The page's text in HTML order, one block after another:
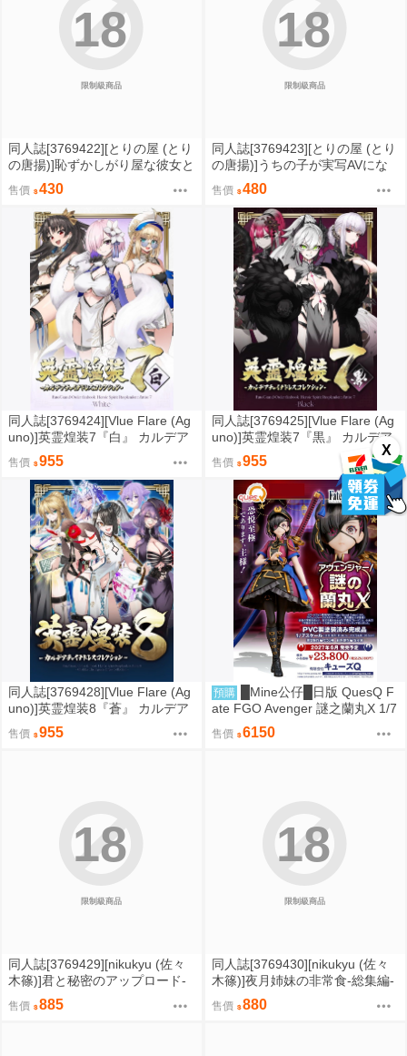
X
限制級商品
18
同人誌[3769422][とりの屋 (とり
の唐揚)]恥ずかしがり屋な彼女と
スク水えっちする本 (原創)
售價 430
限制級商品
18
同人誌[3769423][とりの屋 (とり
の唐揚)]うちの子が実写AVにな
ったので、撮影現場を見学させ
てもらった話。 (原創)
售價 480
同人誌[3769424][Vlue Flare (Ag
uno)]英霊煌装7『白』 カルデア
チャイナドレスコレクション (F
ate/FGO)
售價 955
同人誌[3769425][Vlue Flare (Ag
uno)]英霊煌装7『黒』 カルデア
チャイナドレスコレクション (F
ate/FGO)
售價 955
同人誌[3769428][Vlue Flare (Ag
uno)]英霊煌装8『蒼』 カルデア
チャイナドレスコレクション (F
ate/FGO)
售價 955
預購
█Mine公仔█日版 QuesQ F
ate FGO Avenger 謎之蘭丸X 1/7
PVC D9253
售價 6150
限制級商品
18
同人誌[3769429][nikukyu (佐々
木篠)]君と秘密のアップロード-
総集編- (原創)
售價 885
限制級商品
18
同人誌[3769430][nikukyu (佐々
木篠)]夜月姉妹の非常食-総集編-
(原創)
售價 880